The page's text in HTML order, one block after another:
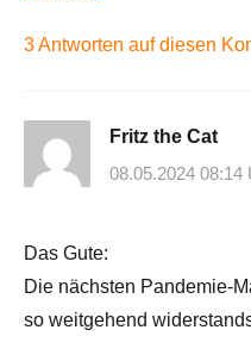
3 Antworten auf diesen
Fritz the Cat
08.05.2024 08:14
Das Gute:
Die nächsten Pandemie-
so weitgehend